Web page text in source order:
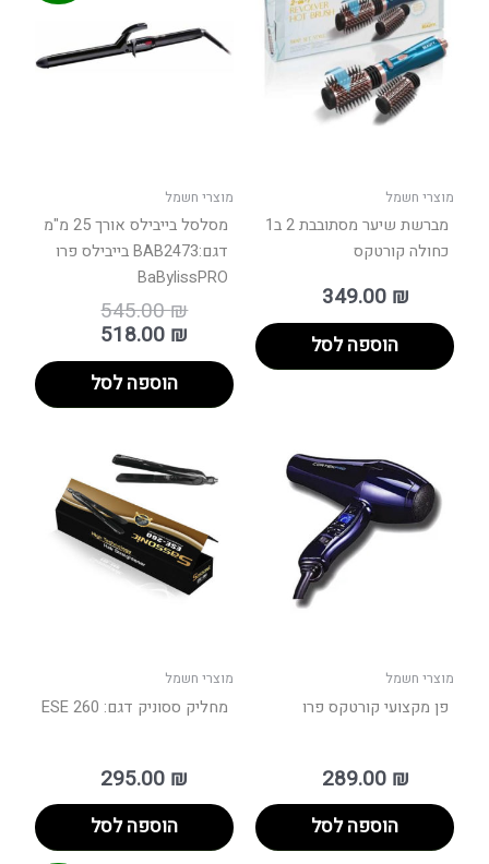
מוצרי חשמל
מברשת שיער מסתובבת 2 ב1
כחולה קורטקס
349.00 ₪
הוספה לסל
מוצרי חשמל
מסלסל בייבילס אורך 25 מ"מ
דגם:BAB2473 בייבילס פרו
BaBylissPRO
545.00₪
545.00 ₪.
518.00 ₪
518.00 ₪.
הוספה לסל
מוצרי חשמל
פן מקצועי קורטקס פרו
289.00 ₪
הוספה לסל
מוצרי חשמל
מחליק ססוניק דגם: ESE 260
295.00 ₪
הוספה לסל